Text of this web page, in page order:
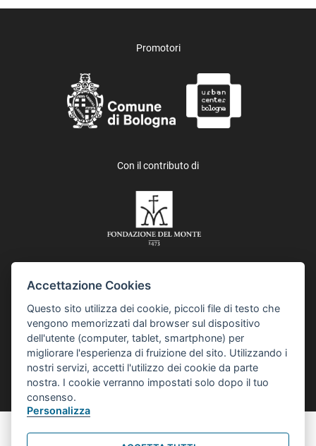
Promotori
Con il contributo di
In collaborazione con i Quartieri del Comune di Bologna e Asp,
Azienda pubblica di servizi alla persona, IES, Istituzione
Educazione Scuola, e Istituzione per l’inclusione sociale e
comunitaria. Il progetto “Collaborare è Bologna” è realizzato
anche grazie al contributo della Fondazione del Monte di Bologna
e Ravenna, e Metroweb.
Informativa sul trattamento dei dati personali
Accettazione Cookies
Questo sito utilizza dei cookie, piccoli file di testo che
vengono memorizzati dal browser sul dispositivo
dell'utente (computer, tablet, smartphone) per
migliorare l'esperienza di fruizione del sito. Utilizzando i
nostri servizi, accetti l'utilizzo dei cookie da parte
nostra. I cookie verranno impostati solo dopo il tuo
consenso.
Personalizza